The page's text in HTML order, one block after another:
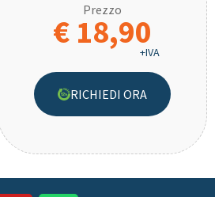
Prezzo
€ 18,90
+IVA
RICHIEDI ORA